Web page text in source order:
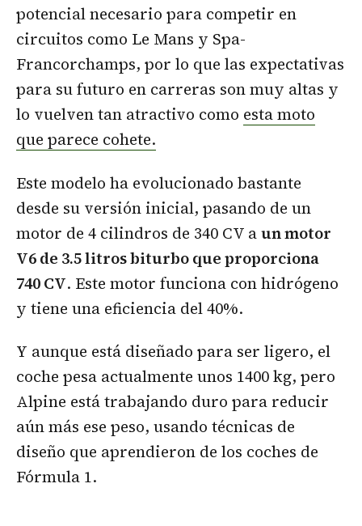
potencial necesario para competir en
circuitos como Le Mans y Spa-
Francorchamps, por lo que las expectativas
para su futuro en carreras son muy altas y
lo vuelven tan atractivo como esta moto
que parece cohete.
Este modelo ha evolucionado bastante
desde su versión inicial, pasando de un
motor de 4 cilindros de 340 CV aun motor
V6 de 3.5 litros biturbo que proporciona
740 CV. Este motor funciona con hidrógeno
y tiene una eficiencia del 40%.
Y aunque está diseñado para ser ligero, el
coche pesa actualmente unos 1400 kg, pero
Alpine está trabajando duro para reducir
aún más ese peso, usando técnicas de
diseño que aprendieron de los coches de
Fórmula 1.